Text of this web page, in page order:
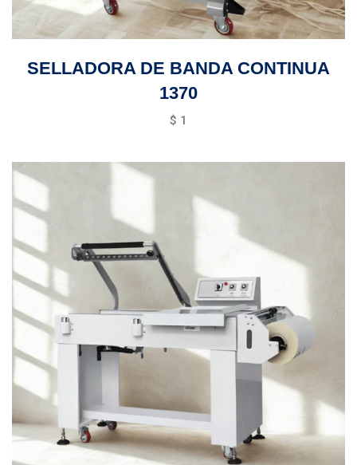
SELLADORA DE BANDA CONTINUA
1370
$ 1